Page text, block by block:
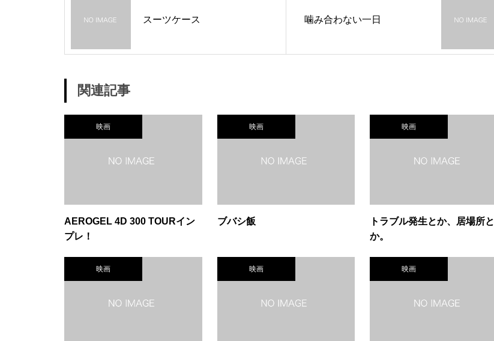
スーツケース 噛み合わない一日
関連記事
映画
AEROGEL 4D 300 TOURイン
プレ！
映画
ブバシ飯
映画
トラブル発生とか、居場所と
か。
映画 映画 映画